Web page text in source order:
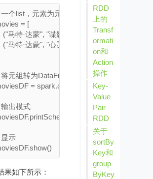
个list，元素为元组类型
= [
("马特·达蒙", "谍影重重:极限伯恩", 2007),
("马特·达蒙", "心灵捕手", 1997)
将元组转为DataFrame
= spark.createDataFrame(movies,
出模式
示
果如下所示：
RDD
上的
Transf
ormati
on和
Action
操作
Key-
Value
Pair
RDD
关于
sortBy
Key和
group
ByKey